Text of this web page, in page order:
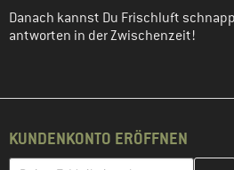
Danach kannst Du Frischluft
antworten in der Zwischenzeit!
KUNDENKONTO ERÖFFNEN
Gib hier deine E-Mail-Adresse ein